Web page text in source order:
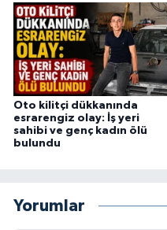
Oto kilitçi dükkanında
esrarengiz olay: İş yeri
sahibi ve genç kadın ölü
bulundu
Yorumlar